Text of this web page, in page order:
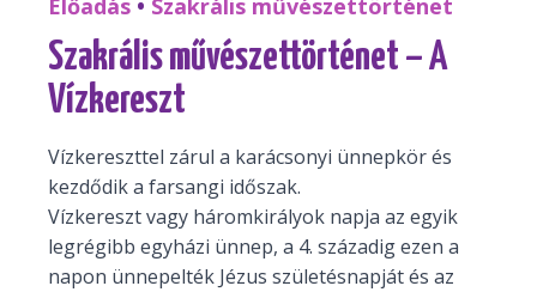
Előadás • Szakrális művészettörténet
Szakrális művészettörténet – A
Vízkereszt
Vízkereszttel zárul a karácsonyi ünnepkör és
kezdődik a farsangi időszak.
Vízkereszt vagy háromkirályok napja az egyik
legrégibb egyházi ünnep, a 4. századig ezen a
napon ünnepelték Jézus születésnapját és az